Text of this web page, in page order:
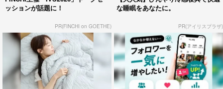
ッションが話題に！
PR(FINCHI on GOETHE)
な睡眠をあなたに。
PR(アイリスプラザ)